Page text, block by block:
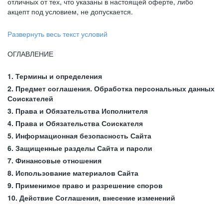
акцепт под условием, не допускается.
Развернуть весь текст условий
ОГЛАВЛЕНИЕ
1. Термины и определения
2. Предмет соглашения. Обработка персональных данных
Соискателей
3. Права и Обязательства Исполнителя
4. Права и Обязательства Соискателя
5. Информационная безопасность Сайта
6. Защищенные разделы Сайта и пароли
7. Финансовые отношения
8. Использование материалов Сайта
9. Применимое право и разрешение споров
10. Действие Соглашения, внесение изменений